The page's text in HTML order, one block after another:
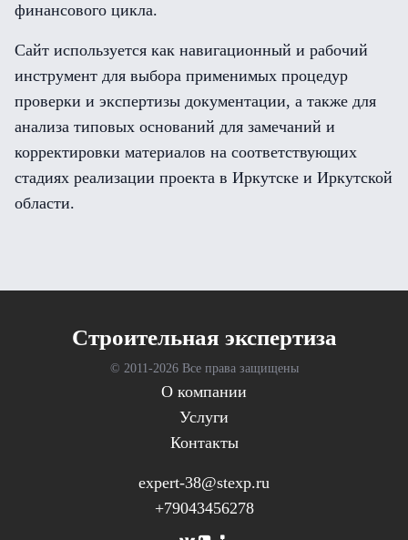
финансового цикла.
Сайт используется как навигационный и рабочий
инструмент для выбора применимых процедур
проверки и экспертизы документации, а также для
анализа типовых оснований для замечаний и
корректировки материалов на соответствующих
стадиях реализации проекта в Иркутске и Иркутской
области.
Cтроительная экспертиза
© 2011-2026 Все права защищены
О компании
Услуги
Контакты
expert-38@stexp.ru
+79043456278